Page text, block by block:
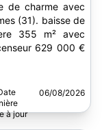
de charme avec
(31). baisse de
000 €
06/08/2026